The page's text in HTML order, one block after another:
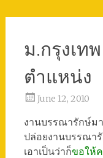
ม.กรุงเท
ตำแหน่ง
June 12, 2010
งานบรรณารักษ์ม
ปล่อยงานบรรณา
เอาเป็นว่าก็ขอให้